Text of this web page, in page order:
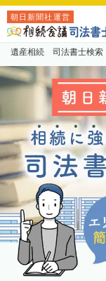
朝日新聞社運営
遺産相続 司法書士検索